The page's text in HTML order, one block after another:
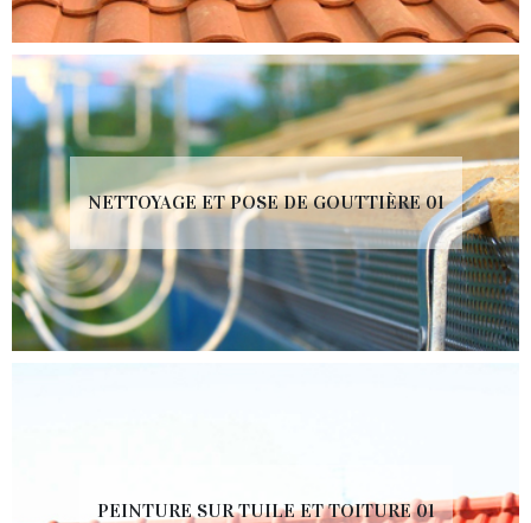
NETTOYAGE ET POSE DE GOUTTIÈRE 01
PEINTURE SUR TUILE ET TOITURE 01